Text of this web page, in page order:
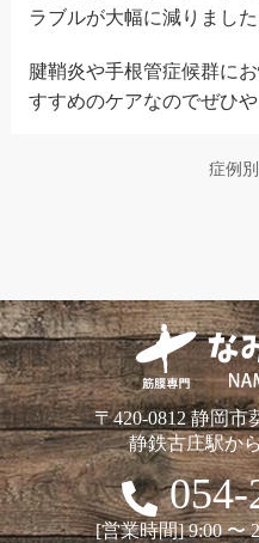
ラブルが大幅に減りました
腱鞘炎や手根管症候群に
すすめのケアなのでぜひ
症例
〒420-0812 静岡市
静鉄古庄駅か
054-
[営業時間] 9:00 〜